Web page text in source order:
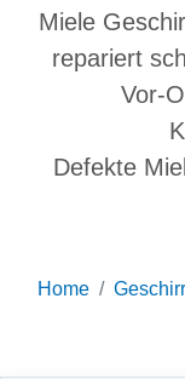
Miele
repariert
Vor-
Defekte
Home